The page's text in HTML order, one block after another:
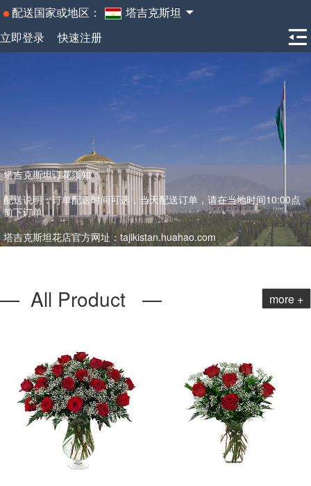
配送国家或地区：
塔吉克斯坦
立即登录
快速注册
塔吉克斯坦订花须知
配送说明：订单配送时间可选，当天配送订单，请在当地时间10:00点
前下订单。
塔吉克斯坦花店官方网址：tajikistan.huahao.com
— All Product — more +